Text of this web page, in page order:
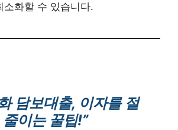
소화할 수 있습니다.
담보대출, 이자를 절
줄이는 꿀팁!”